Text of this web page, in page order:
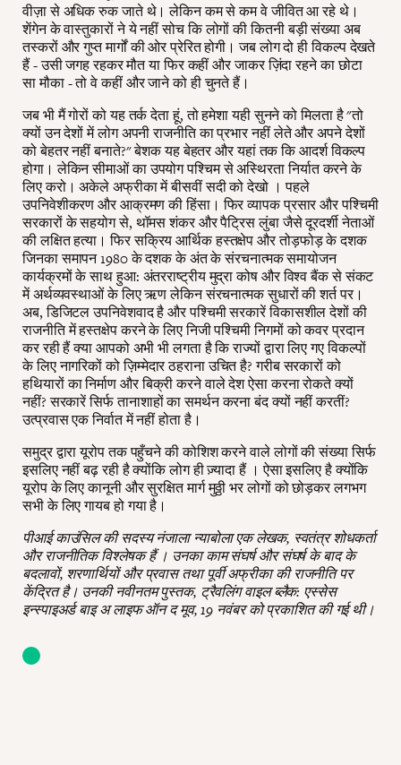
वीज़ा से अधिक रुक जाते थे। लेकिन कम से कम वे जीवित आ रहे थे।
शेंगेन के वास्तुकारों ने ये नहीं सोच कि लोगों की कितनी बड़ी संख्या अब
तस्करों और गुप्त मार्गों की ओर प्रेरित होगी। जब लोग दो ही विकल्प देखते
हैं - उसी जगह रहकर मौत या फिर कहीं और जाकर ज़िंदा रहने का छोटा
सा मौका - तो वे कहीं और जाने को ही चुनते हैं।
जब भी मैं गोरों को यह तर्क देता हूं, तो हमेशा यही सुनने को मिलता है "तो
क्यों उन देशों में लोग अपनी राजनीति का प्रभार नहीं लेते और अपने देशों
को बेहतर नहीं बनाते?" बेशक यह बेहतर और यहां तक कि आदर्श विकल्प
होगा। लेकिन सीमाओं का उपयोग पश्चिम से अस्थिरता निर्यात करने के
लिए करो। अकेले अफ्रीका में बीसवीं सदी को देखो । पहले
उपनिवेशीकरण और आक्रमण की हिंसा। फिर व्यापक प्रसार और पश्चिमी
सरकारों के सहयोग से, थॉमस शंकर और पैट्रिस लुंबा जैसे दूरदर्शी नेताओं
की लक्षित हत्या। फिर सक्रिय आर्थिक हस्तक्षेप और तोड़फोड़ के दशक
जिनका समापन 1980 के दशक के अंत के संरचनात्मक समायोजन
कार्यक्रमों के साथ हुआ: अंतरराष्ट्रीय मुद्रा कोष और विश्व बैंक से संकट
में अर्थव्यवस्थाओं के लिए ऋण लेकिन संरचनात्मक सुधारों की शर्त पर।
अब, डिजिटल उपनिवेशवाद है और पश्चिमी सरकारें विकासशील देशों की
राजनीति में हस्तक्षेप करने के लिए निजी पश्चिमी निगमों को कवर प्रदान
कर रही हैं क्या आपको अभी भी लगता है कि राज्यों द्वारा लिए गए विकल्पों
के लिए नागरिकों को ज़िम्मेदार ठहराना उचित है? गरीब सरकारों को
हथियारों का निर्माण और बिक्री करने वाले देश ऐसा करना रोकते क्यों
नहीं? सरकारें सिर्फ तानाशाहों का समर्थन करना बंद क्यों नहीं करतीं?
उत्प्रवास एक निर्वात में नहीं होता है।
समुद्र द्वारा यूरोप तक पहुँचने की कोशिश करने वाले लोगों की संख्या सिर्फ
इसलिए नहीं बढ़ रही है क्योंकि लोग ही ज़्यादा हैं । ऐसा इसलिए है क्योंकि
यूरोप के लिए कानूनी और सुरक्षित मार्ग मुठ्ठी भर लोगों को छोड़कर लगभग
सभी के लिए गायब हो गया है।
पीआई काउंसिल की सदस्य नंजाला न्याबोला एक लेखक, स्वतंत्र शोधकर्ता
और राजनीतिक विश्लेषक हैं । उनका काम संघर्ष और संघर्ष के बाद के
बदलावों, शरणार्थियों और प्रवास तथा पूर्वी अफ्रीका की राजनीति पर
केंद्रित है। उनकी नवीनतम पुस्तक, ट्रैवलिंग वाइल ब्लैक: एस्सेस
इन्स्पाइअर्ड बाइ अ लाइफ ऑन द मूव, 19 नवंबर को प्रकाशित की गई थी।